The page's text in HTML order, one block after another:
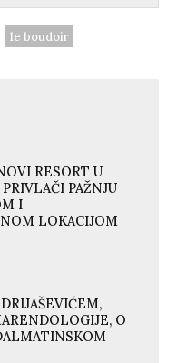
le boudoir
RESORT U
PAŽNJU
I
LOKACIJOM
O